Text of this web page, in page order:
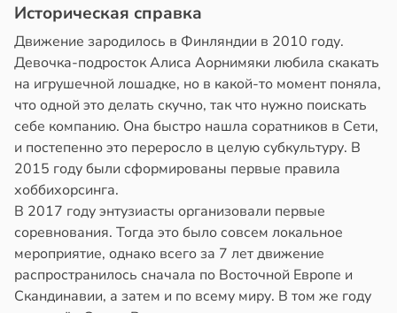
Историческая справка
Движение зародилось в Финляндии в 2010 году.
Девочка-подросток Алиса Аорнимяки любила скакать
на игрушечной лошадке, но в какой-то момент поняла,
что одной это делать скучно, так что нужно поискать
себе компанию. Она быстро нашла соратников в Сети,
и постепенно это переросло в целую субкультуру. В
2015 году были сформированы первые правила
хоббихорсинга.
В 2017 году энтузиасты организовали первые
соревнования. Тогда это было совсем локальное
мероприятие, однако всего за 7 лет движение
распространилось сначала по Восточной Европе и
Скандинавии, а затем и по всему миру. В том же году